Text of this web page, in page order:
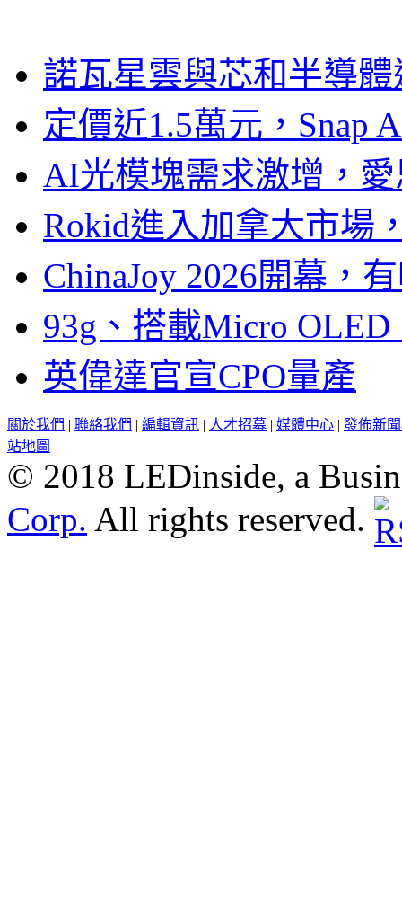
諾瓦星雲與芯和半導
定價近1.5萬元，Snap
AI光模塊需求激增，
Rokid進入加拿大市場
ChinaJoy 2026開幕，
93g、搭載Micro
英偉達官宣CPO量產
關於我們 | 聯絡我們 | 編輯資訊 | 人才招募 | 媒體中心 | 發佈新
站地圖
© 2018 LEDinside, a
Corp. All rights reserved.